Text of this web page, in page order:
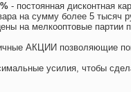
- постоянная дисконтная
на сумму более 5 тысяч
на мелкооптовые партии
АКЦИИ позволяющие
усилия, чтобы